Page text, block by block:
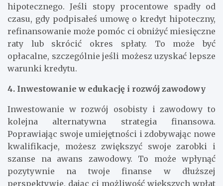
Inną strategią jest refinansowanie kredytu
hipotecznego. Jeśli stopy procentowe spadły od
czasu, gdy podpisałeś umowę o kredyt hipoteczny,
refinansowanie może pomóc ci obniżyć miesięczne
raty lub skrócić okres spłaty. To może być
opłacalne, szczególnie jeśli możesz uzyskać lepsze
warunki kredytu.
4. Inwestowanie w edukację i rozwój zawodowy
Inwestowanie w rozwój osobisty i zawodowy to
kolejna alternatywna strategia finansowa.
Poprawiając swoje umiejętności i zdobywając nowe
kwalifikacje, możesz zwiększyć swoje zarobki i
szanse na awans zawodowy. To może wpłynąć